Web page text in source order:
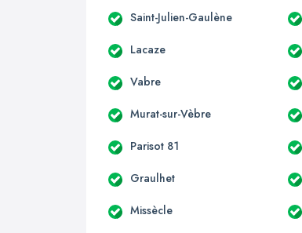
Saint-Julien-Gaulène
Lacaze
Vabre
Murat-sur-Vèbre
Parisot 81
Graulhet
Missècle